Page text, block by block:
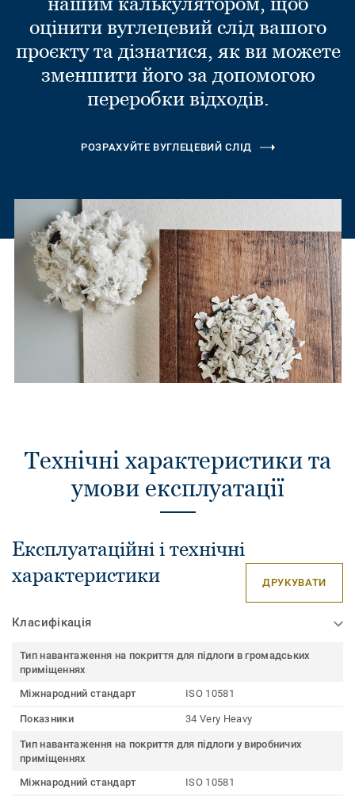
оцінити вуглецевий слід вашого
проєкту та дізнатися, як ви можете
зменшити його за допомогою
переробки відходів.
РОЗРАХУЙТЕ ВУГЛЕЦЕВИЙ СЛІД
Технічні характеристики та
умови експлуатації
Експлуатаційні і технічні
характеристики
ДРУКУВАТИ
Класифікація
Тип навантаження на покриття для підлоги в громадських
приміщеннях
Міжнародний стандарт
ISO 10581
Показники 34 Very Heavy
Тип навантаження на покриття для підлоги у виробничих
приміщеннях
Міжнародний стандарт
ISO 10581